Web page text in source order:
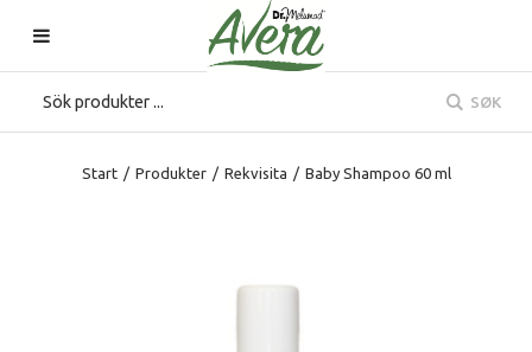
SØK
Start / Produkter / Rekvisita / Baby Shampoo 60 ml